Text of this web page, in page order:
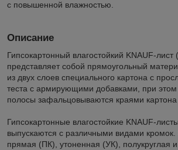
с повышенной влажностью.
Описание
Гипсокартонный влагостойкий KNAUF-лист
представляет собой прямоугольный
из двух слоев специального картона с
теста с армирующими добавками, при этом
полосы зафальцовываются краями картона
Гипсокартонные влагостойкие KNAUF-листы
выпускаются с различными видами
прямая (ПК), утоненная (УК), полукруглая